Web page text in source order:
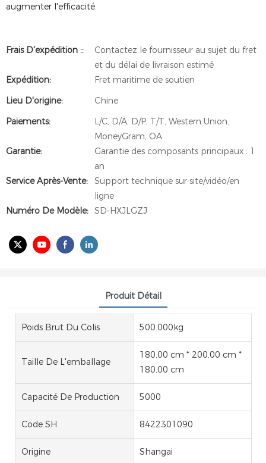
augmenter l'efficacité.
Frais D'expédition ::
Contactez le fournisseur au sujet du fret
et du délai de livraison estimé
Expédition:
Fret maritime de soutien
Lieu D'origine:
Chine
Paiements:
L/C, D/A, D/P, T/T, Western Union,
MoneyGram, OA
Garantie:
Garantie des composants principaux : 1
an
Service Après-Vente:
Support technique sur site/vidéo/en
ligne
Numéro De Modèle: SD-HXJLGZJ
Produit Détail
Poids Brut Du Colis 500.000kg
Taille De L'emballage
180,00 cm * 200,00 cm *
180,00 cm
Capacité De Production 5000
Code SH 8422301090
Origine Shangai